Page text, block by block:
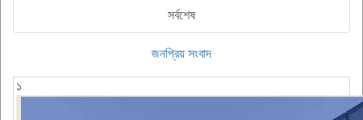
সর্বশেষ
জনপ্রিয় সংবাদ
১